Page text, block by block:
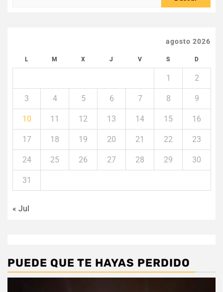
agosto 2026
L M X J V S D
1 2
3 4 5 6 7 8 9
10 11 12 13 14 15 16
17 18 19 20 21 22 23
24 25 26 27 28 29 30
31
« Jul
PUEDE QUE TE HAYAS PERDIDO